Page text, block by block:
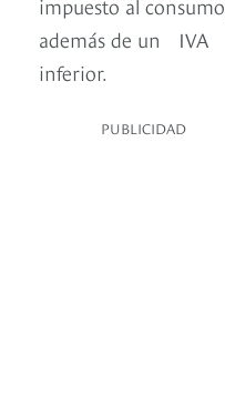
además de un IVA
inferior.
PUBLICIDAD